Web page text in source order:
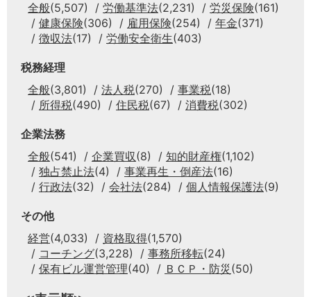
全般(5,507) 労働基準法(2,231) 労災保険(161)
健康保険(306) 雇用保険(254) 年金(371)
徴収法(17) 労働安全衛生(403)
税務経理
全般(3,801) 法人税(270) 事業税(18)
所得税(490) 住民税(67) 消費税(302)
企業法務
全般(541) 企業買収(8) 知的財産権(1,102)
独占禁止法(4) 事業再生・倒産法(16)
行政法(32) 会社法(284) 個人情報保護法(9)
その他
経営(4,033) 資格取得(1,570)
コーチング(3,228) 事務所移転(24)
保有ビル運営管理(40) ＢＣＰ・防災 (50)